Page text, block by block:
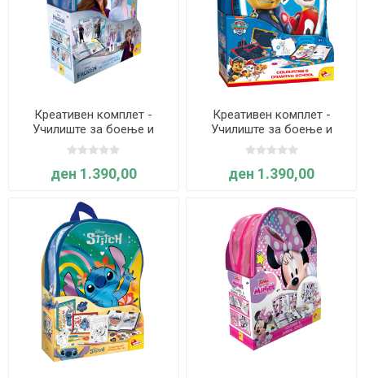
Креативен комплет -
Училиште за боење и
цртање Frozen - Lisciani
ден 1.390,00
Креативен комплет -
Училиште за боење и
цртање Paw Patrol -
Lisciani
ден 1.390,00